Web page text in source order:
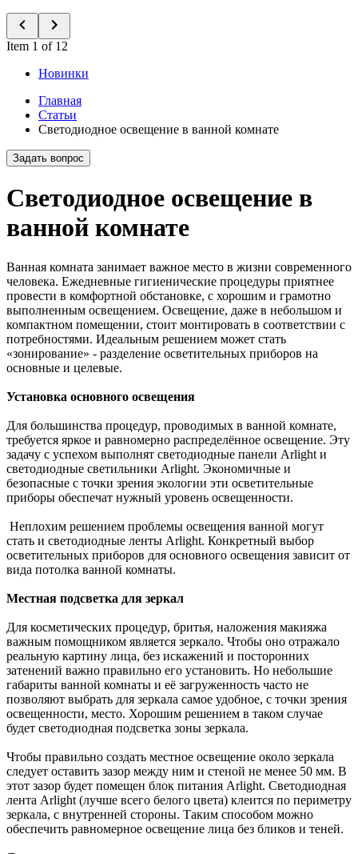
Item 1 of 12
Новинки
Главная
Статьи
Светодиодное освещение в ванной комнате
Задать вопрос
Светодиодное освещение в
ванной комнате
Ванная комната занимает важное место в жизни современного
человека. Ежедневные гигиенические процедуры приятнее
провести в комфортной обстановке, с хорошим и грамотно
выполненным освещением. Освещение, даже в небольшом и
компактном помещении, стоит монтировать в соответствии с
потребностями. Идеальным решением может стать
«зонирование» - разделение осветительных приборов на
основные и целевые.
Установка основного освещения
Для большинства процедур, проводимых в ванной комнате,
требуется яркое и равномерно распределённое освещение. Эту
задачу с успехом выполнят светодиодные панели Arlight и
светодиодные светильники Arlight. Экономичные и
безопасные с точки зрения экологии эти осветительные
приборы обеспечат нужный уровень освещенности.
Неплохим решением проблемы освещения ванной могут
стать и светодиодные ленты Arlight. Конкретный выбор
осветительных приборов для основного освещения зависит от
вида потолка ванной комнаты.
Местная подсветка для зеркал
Для косметических процедур, бритья, наложения макияжа
важным помощником является зеркало. Чтобы оно отражало
реальную картину лица, без искажений и посторонних
затенений важно правильно его установить. Но небольшие
габариты ванной комнаты и её загруженность часто не
позволяют выбрать для зеркала самое удобное, с точки зрения
освещенности, место. Хорошим решением в таком случае
будет светодиодная подсветка зоны зеркала.
Чтобы правильно создать местное освещение около зеркала
следует оставить зазор между ним и стеной не менее 50 мм. В
этот зазор будет помещен блок питания Arlight. Светодиодная
лента Arlight (лучше всего белого цвета) клеится по периметру
зеркала, с внутренней стороны. Таким способом можно
обеспечить равномерное освещение лица без бликов и теней.